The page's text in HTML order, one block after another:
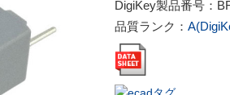
DigiKey製品番号：
品質ランク：